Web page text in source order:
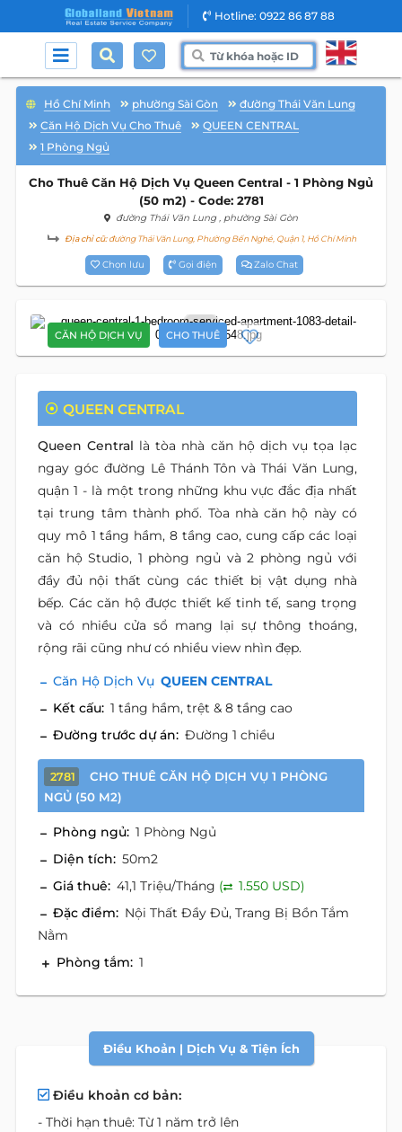
Hotline: 0922 86 87 88
Hồ Chí Minh phường Sài Gòn
đường Thái Văn Lung
Căn Hộ Dịch Vụ Cho Thuê
QUEEN CENTRAL
1 Phòng Ngủ
Cho Thuê Căn Hộ Dịch Vụ Queen Central - 1 Phòng Ngủ
(50 m2) - Code: 2781
đường Thái Văn Lung , phường Sài Gòn
Địa chỉ cũ:đường Thái Văn Lung, Phường Bến Nghé, Quận 1, Hồ Chí Minh
Chọn lưu Gọi điện Zalo Chat
CĂN HỘ DỊCH VỤ CHO THUÊ
9
QUEEN CENTRAL
Queen Central là tòa nhà căn hộ dịch vụ tọa lạc
ngay góc đường Lê Thánh Tôn và Thái Văn Lung,
quận 1 - là một trong những khu vực đắc địa nhất
tại trung tâm thành phố. Tòa nhà căn hộ này có
quy mô 1 tầng hầm, 8 tầng cao, cung cấp các loại
căn hộ Studio, 1 phòng ngủ và 2 phòng ngủ với
đầy đủ nội thất cùng các thiết bị vật dụng nhà
bếp. Các căn hộ được thiết kế tinh tế, sang trọng
và có nhiều cửa sổ mang lại sự thông thoáng,
rộng rãi cũng như có nhiều view nhìn đẹp.
Căn Hộ Dịch Vụ QUEEN CENTRAL
Kết cấu: 1 tầng hầm, trệt & 8 tầng cao
Đường trước dự án: Đường 1 chiều
2781
CHO THUÊ CĂN HỘ DỊCH VỤ 1 PHÒNG
NGỦ (50 M2)
Phòng ngủ: 1 Phòng Ngủ
Diện tích: 50m2
Giá thuê: 41,1 Triệu/Tháng (
1.550 USD)
Đặc điểm: Nội Thất Đầy Đủ, Trang Bị Bồn Tắm
Nằm
Phòng tắm: 1
Điều Khoản | Dịch Vụ & Tiện Ích
Điều khoản cơ bản:
- Thời hạn thuê: Từ 1 năm trở lên